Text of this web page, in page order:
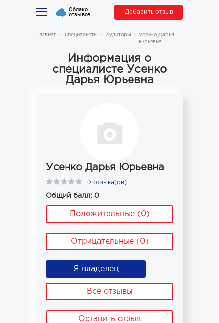
Облако
отзывов Добавить отзыв
Главная Специалисты Аудиторы
Усенко Дарья
Юрьевна
Информация о
специалисте Усенко
Дарья Юрьевна
Усенко Дарья Юрьевна
0 отзыва(ов)
Общий балл: 0
Положительные (0)
Отрицательные (0)
Я владелец
Все отзывы
Оставить отзыв